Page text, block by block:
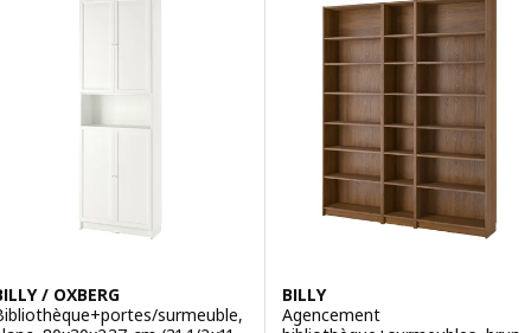
/ OXBERG
surmeuble,
BILLY
Agencement